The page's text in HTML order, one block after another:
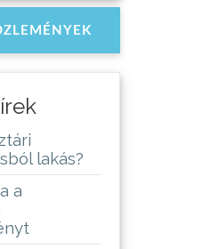
lakás?
a